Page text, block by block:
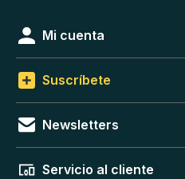
Mi cuenta
Suscríbete
Newsletters
Servicio al cliente